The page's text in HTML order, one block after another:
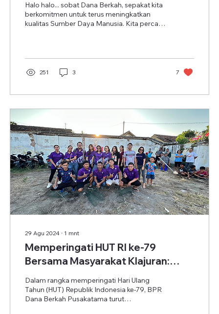
Halo halo... sobat Dana Berkah, sepakat kita
berkomitmen untuk terus meningkatkan
kualitas Sumber Daya Manusia. Kita percaya,
251 3 7
29 Agu 2024 ∙ 1 mnt
Memperingati HUT RI ke-79
Bersama Masyarakat Klajuran:
Membangun Semangat
Kebersamaan
Dalam rangka memperingati Hari Ulang
Tahun (HUT) Republik Indonesia ke-79, BPR
Dana Berkah Pusakatama turut